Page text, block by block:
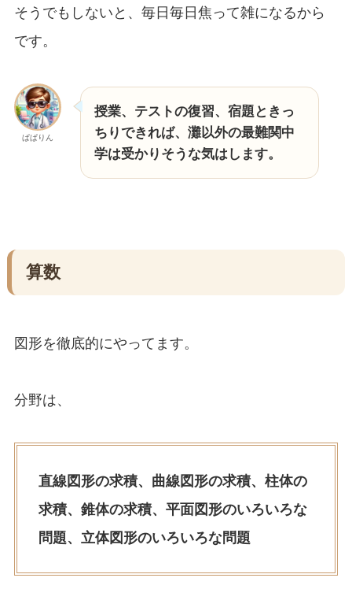
そうでもしないと、毎日毎日焦って雑になるから
です。
ぱぱりん
授業、テストの復習、宿題ときっ
ちりできれば、灘以外の最難関中
学は受かりそうな気はします。
算数
図形を徹底的にやってます。
分野は、
直線図形の求積、曲線図形の求積、柱体の
求積、錐体の求積、平面図形のいろいろな
問題、立体図形のいろいろな問題